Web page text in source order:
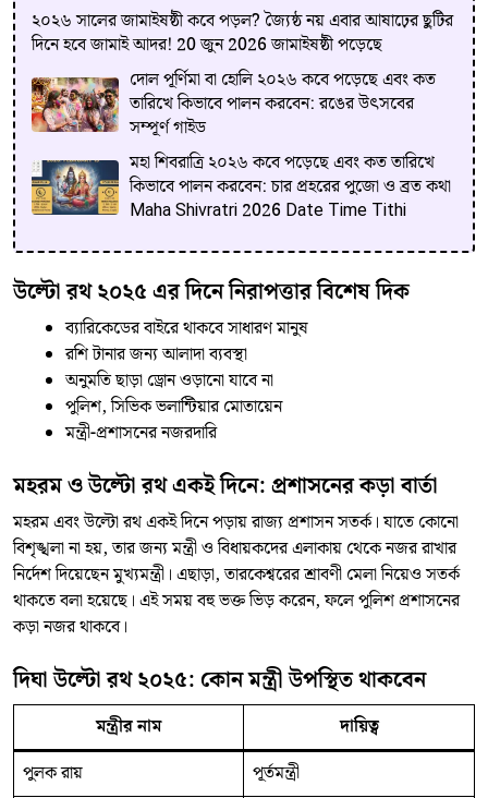
২০২৬ সালের জামাইষষ্ঠী কবে পড়ল? জ্যৈষ্ঠ নয় এবার আষাঢ়ের ছুটির
দিনে হবে জামাই আদর! 20 জুন 2026 জামাইষষ্ঠী পড়েছে
দোল পূর্ণিমা বা হোলি ২০২৬ কবে পড়েছে এবং কত
তারিখে কিভাবে পালন করবেন: রঙের উৎসবের
সম্পূর্ণ গাইড
মহা শিবরাত্রি ২০২৬ কবে পড়েছে এবং কত তারিখে
কিভাবে পালন করবেন: চার প্রহরের পুজো ও ব্রত কথা
Maha Shivratri 2026 Date Time Tithi
উল্টো রথ ২০২৫ এর দিনে নিরাপত্তার বিশেষ দিক
ব্যারিকেডের বাইরে থাকবে সাধারণ মানুষ
রশি টানার জন্য আলাদা ব্যবস্থা
অনুমতি ছাড়া ড্রোন ওড়ানো যাবে না
পুলিশ, সিভিক ভলান্টিয়ার মোতায়েন
মন্ত্রী-প্রশাসনের নজরদারি
মহরম ও উল্টো রথ একই দিনে: প্রশাসনের কড়া বার্তা
মহরম এবং উল্টো রথ একই দিনে পড়ায় রাজ্য প্রশাসন সতর্ক। যাতে কোনো
বিশৃঙ্খলা না হয়, তার জন্য মন্ত্রী ও বিধায়কদের এলাকায় থেকে নজর রাখার
নির্দেশ দিয়েছেন মুখ্যমন্ত্রী। এছাড়া, তারকেশ্বরের শ্রাবণী মেলা নিয়েও সতর্ক
থাকতে বলা হয়েছে। এই সময় বহু ভক্ত ভিড় করেন, ফলে পুলিশ প্রশাসনের
কড়া নজর থাকবে।
দিঘা উল্টো রথ ২০২৫: কোন মন্ত্রী উপস্থিত থাকবেন
মন্ত্রীর নাম
দায়িত্ব
পুলক রায়
পূর্তমন্ত্রী